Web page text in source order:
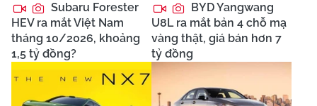
Subaru Forester
HEV ra mắt Việt Nam
tháng 10/2026, khoảng
1,5 tỷ đồng?
BYD Yangwang
U8L ra mắt bản 4 chỗ mạ
vàng thật, giá bán hơn 7
tỷ đồng